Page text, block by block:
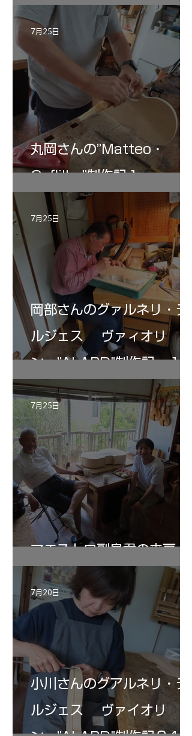
記 30
丸岡さんの”Matteo・
Gofliller”制作記１
7月25日
岡部さんのグァルネリ・デ
ルジェス ヴァィオリ
ン ”ALARD"制作記 １2
7月25日
マエストロ副島君の来房
7月25日
小川さんのグアルネリ・デ
ルジェス ヴァイオリ
7月20日